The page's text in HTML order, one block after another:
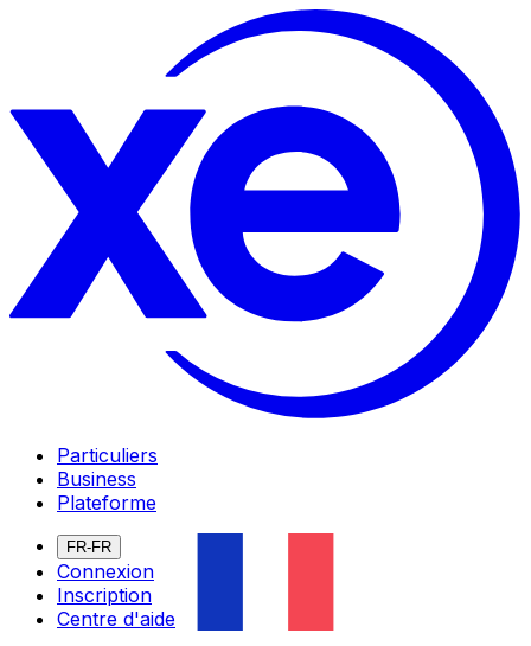
Particuliers
Business
Plateforme
FR-FR
Connexion
Inscription
Centre d'aide